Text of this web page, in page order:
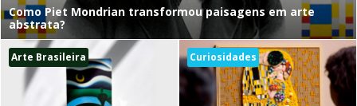
Como Piet Mondrian transformou paisagens em arte
abstrata?
Arte Brasileira Curiosidades